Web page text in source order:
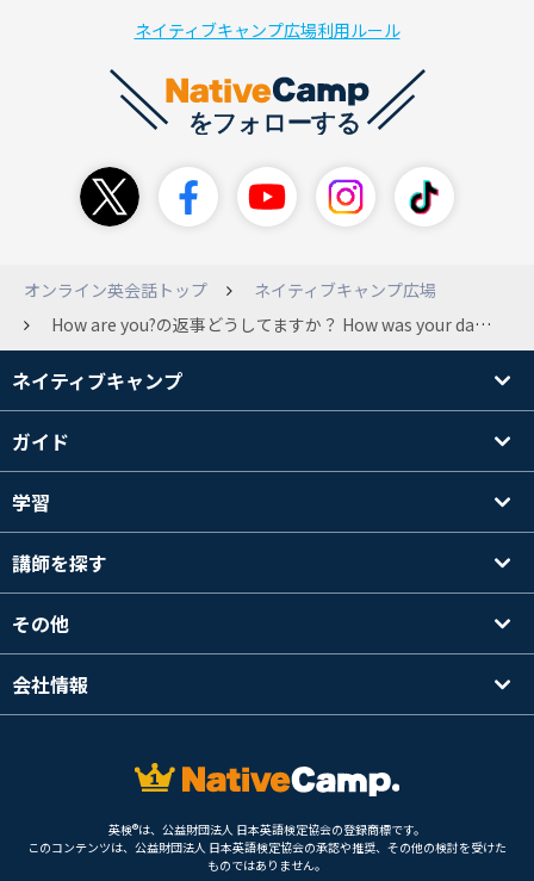
ネイティブキャンプ広場利用ルール
オンライン英会話トップ
ネイティブキャンプ広場
How are you?の返事どうしてますか？ How was your day?/How is it going? など最初の挨拶が毎回苦手です。 I’m goodとかSo-soで流そうとすると、Why good?って聞かれたりもするし… 天気が良いので嬉しいですとか答えたりもしますが何度も同じ先生の授業を取ってるとネタ切れです。毎日テレワークで引きこもりなので特に話す近況も無く… I feel bored on staying home.とかよく言うけどこの先生にはもう何度か使ったな…とかいちいち悩んでしまいます。 皆さんどれくらいの長さのセンテンスで返事しますか？
ネイティブキャンプ
ガイド
学習
講師を探す
その他
会社情報
英検®は、公益財団法人 日本英語検定協会の登録商標です。
このコンテンツは、公益財団法人 日本英語検定協会の承認や推奨、その他の検討を受けた
ものではありません。